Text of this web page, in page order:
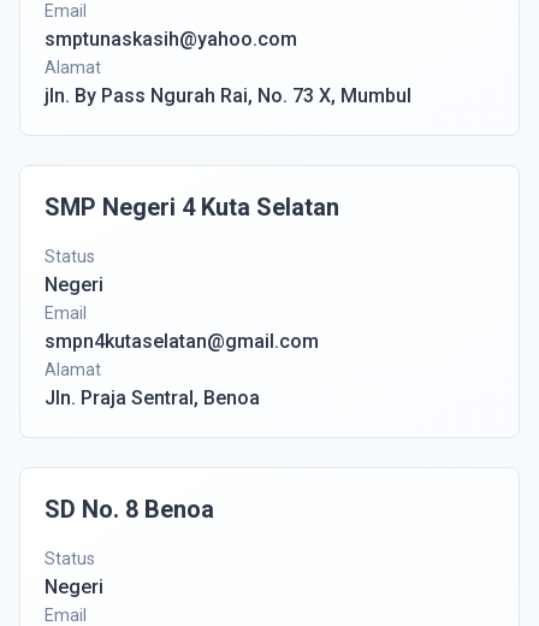
Email
smptunaskasih@yahoo.com
Alamat
jln. By Pass Ngurah Rai, No. 73 X, Mumbul
SMP Negeri 4 Kuta Selatan
Status
Negeri
Email
smpn4kutaselatan@gmail.com
Alamat
Jln. Praja Sentral, Benoa
SD No. 8 Benoa
Status
Negeri
Email